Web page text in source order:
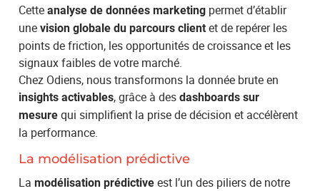
Cetteanalyse de données marketing permet d’établir
unevision globale du parcours client et de repérer les
points de friction, les opportunités de croissance et les
signaux faibles de votre marché.
Chez Odiens, nous transformons la donnée brute en
insights activables, grâce à desdashboards sur
mesure qui simplifient la prise de décision et accélèrent
la performance.
La modélisation prédictive
Lamodélisation prédictive est l’un des piliers de notre